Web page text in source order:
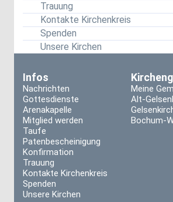
Trauung
Kontakte Kirchenkreis
Spenden
Unsere Kirchen
Infos
Nachrichten
Gottesdienste
Arenakapelle
Mitglied werden
Taufe
Patenbescheinigung
Konfirmation
Trauung
Kontakte Kirchenkreis
Spenden
Unsere Kirchen
Meine
Alt-
Bochum-